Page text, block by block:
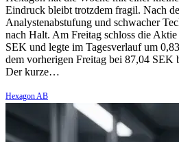
Eindruck bleibt trotzdem fragil. Nach
Analystenabstufung und schwacher
nach Halt. Am Freitag schloss die
SEK und legte im Tagesverlauf um
dem vorherigen Freitag bei 87,04 SEK
Der kurze…
Hexagon AB